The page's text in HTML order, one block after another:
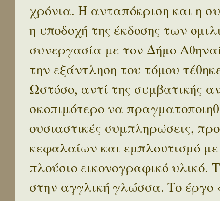
χρόνια. Η ανταπόκριση και η
η υποδοχή της έκδοσης των
συνεργασία με τον Δήμο
την εξάντληση του τόμου
Ωστόσο, αντί της συμβατικής
σκοπιμότερο να
ουσιαστικές συμπληρώσεις,
κεφαλαίων και εμπλουτισμό
πλούσιο εικονογραφικό
στην αγγλική γλώσσα. Το